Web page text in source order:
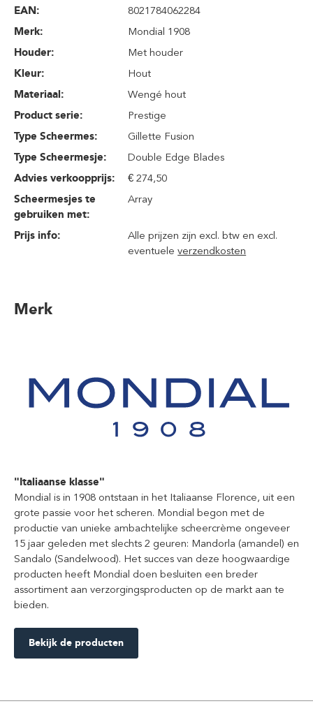
EAN:
8021784062284
Merk:
Mondial 1908
Houder:
Met houder
Kleur:
Hout
Materiaal:
Wengé hout
Product serie:
Prestige
Type Scheermes:
Gillette Fusion
Type Scheermesje:
Double Edge Blades
Advies verkoopprijs:
€ 274,50
Scheermesjes te
gebruiken met:
Array
Prijs info:
Alle prijzen zijn excl. btw en excl.
eventueleverzendkosten
Merk
"Italiaanse klasse"
Mondial is in 1908 ontstaan in het Italiaanse Florence, uit een
grote passie voor het scheren. Mondial begon met de
productie van unieke ambachtelijke scheercrème ongeveer
15 jaar geleden met slechts 2 geuren: Mandorla (amandel) en
Sandalo (Sandelwood). Het succes van deze hoogwaardige
producten heeft Mondial doen besluiten een breder
assortiment aan verzorgingsproducten op de markt aan te
bieden.
Bekijk de producten